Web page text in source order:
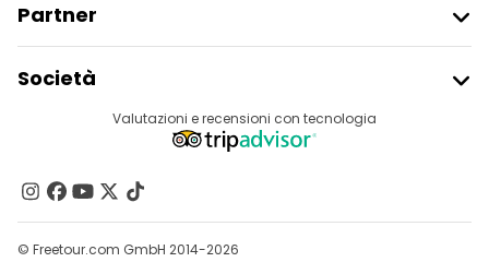
Partner
Accesso Del Fornitore
Programma Di Affiliazione
Società
Destinazioni
Contattaci
Gruppi
Aiuto
Valutazioni e recensioni con tecnologia
© Freetour.com GmbH 2014-2026